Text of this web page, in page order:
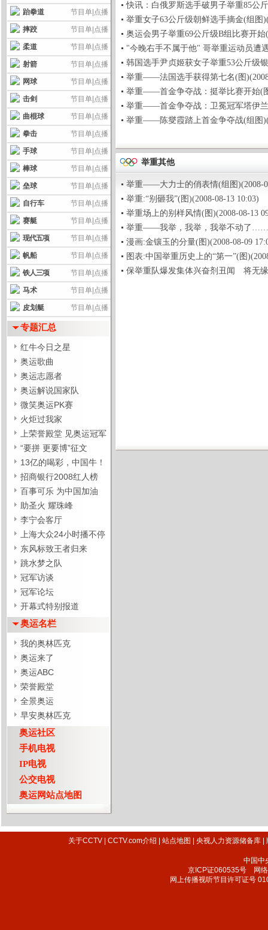
节目单 点播
跆拳道
节目单 点播
摔跤
节目单 点播
柔道
节目单 点播
射箭
节目单 点播
网球
节目单 点播
击剑
节目单 点播
曲棍球
节目单 点播
拳击
节目单 点播
手球
节目单 点播
棒球
节目单 点播
垒球
节目单 点播
自行车
节目单 点播
赛艇
节目单 点播
现代五项
节目单 点播
帆船
节目单 点播
铁人三项
节目单 点播
马术
节目单 点播
皮划艇
专题汇总
红牛今日之星
奥运歌曲
奥运志愿者
奥运解说国家队
微笑奥运PK赛
火炬过我家
上荣誉殿堂 见奥运冠军
“要拼 更要博”征文
13亿的喝彩，中国牛！
招商银行2008红人榜
百事可乐 为中国加油
助圣火 耀珠峰
李宁会客厅
上海大众24小时播不停
东风标致王者归来
跳水梦之队
冠军访谈
冠军论坛
开幕式特别报道
奥运名栏
我的奥林匹克
奥运来了
奥运ABC
荣誉殿堂
全景奥运
早安奥林匹克
奥运社区
手机电视
IP电视
公交电视
奥运网站点地图
快讯：白俄罗斯选手破男子举重85公
举重女子63公斤级朝鲜选手摘金(组图
奥运会男子举重69公斤级B组比赛开始
"今晚右手不属于他" 哥举重运动员遭
韩国选手尹贞姬获女子举重53公斤级
举重——法国选手获得第七名(图
举重——首金争夺战：挺举比赛开始(
举重——首金争夺战：卫冕冠军塔伊兰
举重——陈燮霞踏上首金争夺战(组图
举重其他
举重——大力士的俏表情(组图)(2008-
举重:“别砸我”(图)(2008-08-13 10:03)
举重场上的别样风情(图)(2008-08-13
举重——我举，我举，我举不动了……
漫画:金镶玉的分量(图)(2008-08-09
图表:中国举重历史上的“第一”(图
保举重队爆发集体兴奋剂丑闻 将无缘
关于CCTV |CCTV.com介绍 |站点地图 |央视人力资源储备库 |
中国中
京ICP证060535号 网络
网上传播视听节目许可证号